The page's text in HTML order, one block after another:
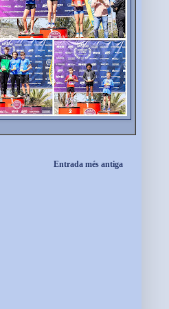
Entrada més antiga